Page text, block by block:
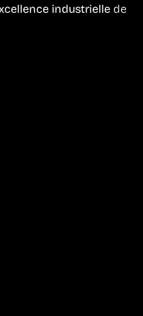
industrielle de